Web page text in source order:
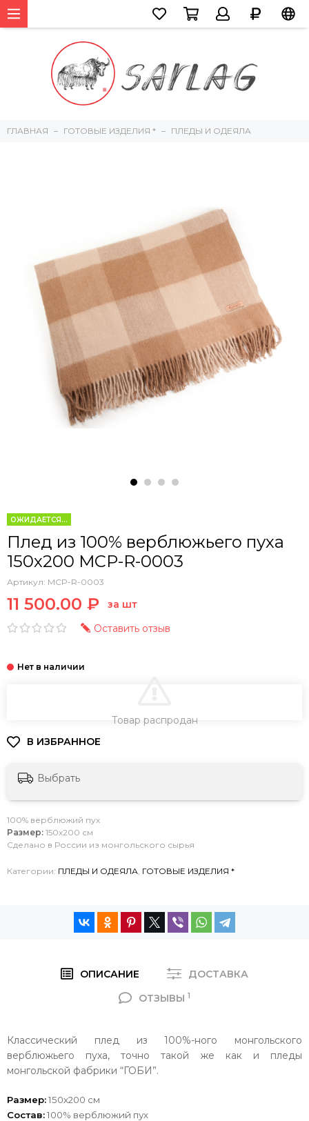
ГЛАВНАЯ ГОТОВЫЕ ИЗДЕЛИЯ * ПЛЕДЫ И ОДЕЯЛА
ОЖИДАЕТСЯ...
Плед из 100% верблюжьего пуха
150х200 MCP-R-0003
Артикул: MCP-R-0003
11 500.00 ₽
за шт
Оставить отзыв
Товар распродан
Выбрать
100% верблюжий пух
Размер: 150х200 см
Сделано в России из монгольского сырья
Категории: ПЛЕДЫ И ОДЕЯЛА ГОТОВЫЕ ИЗДЕЛИЯ *
ОПИСАНИЕ
ДОСТАВКА
ОТЗЫВЫ 1
Классический плед из 100%-ного монгольского
верблюжьего пуха, точно такой же как и пледы
монгольской фабрики “ГОБИ”.
Размер:150х200 см
Состав:100% верблюжий пух